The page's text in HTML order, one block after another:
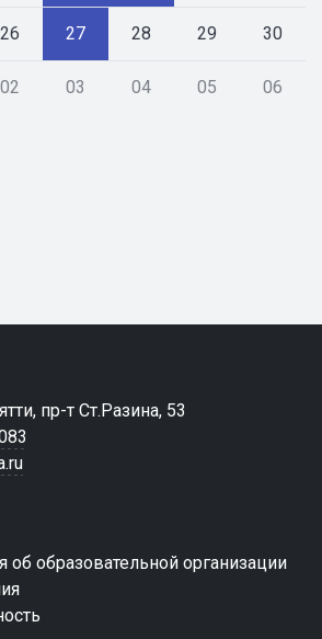
26 27 28 29 30
02 03 04 05 06
пр-т Ст.Разина, 53
об образовательной организации